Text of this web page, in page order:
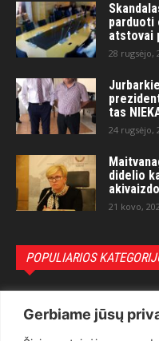
Gerbiame jūsų
parduoti
atstovai
28 rugsėjo,
tas
24 rugsėjo,
didelio
21 kovo,
POPULIARIOS